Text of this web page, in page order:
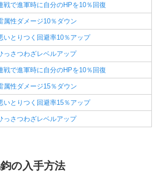
戦で進軍時に自分のHPを10％回復
属性ダメージ10％ダウン
いとりつく回避率10％アップ
っさつわざレベルアップ
戦で進軍時に自分のHPを10％回復
属性ダメージ15％ダウン
いとりつく回避率15％アップ
っさつわざレベルアップ
の入手方法